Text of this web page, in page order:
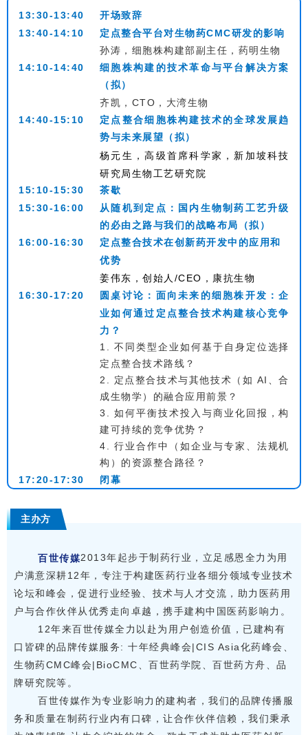
13:30-13:40
开场致辞
13:40-14:10
定点整合平台对生物药CMC研发的影响
孙涛，细胞株构建部副主任，药明生物
14:10-14:40
细胞株构建的技术革命与平台解决方案
（拟）
齐凯，CTO，大湾生物
14:40-15:10
定点整合细胞株构建技术的全球发展趋
势与未来展望（拟）
杨元生，高级首席科学家，新加坡科技
研究局生物工艺研究院
15:10-15:30
茶歇
15:30-16:00
从随机到定点：国内生物制药工艺升级
的必由之路与我们的战略布局（拟）
16:00-16:30
定点整合技术在创新药开发中的应用和
优势
姜伟东，创始人 /CEO，康抗生物
16:30-17:20
圆桌讨论：面向未来的细胞株开发：企
业如何通过定点整合技术构建核心竞争
力？
1. 不同类型企业如何基于自身定位选择
定点整合技术路线？
2. 定点整合技术与其他技术（如 AI、合
成生物学）的融合应用前景？
3. 如何平衡技术投入与商业化回报，构
建可持续的竞争优势？
4. 行业合作中（如企业与专家、法规机
构）的资源整合路径？
17:20-17:30
闭幕
主办方
百世传媒2013年起步于制药行业，立足感恩全力为用
户满意深耕12年，专注于构建医药行业各细分领域专业技术
论坛和峰会，促进行业经验、技术与人才交流，助力医药用
户与合作伙伴从优秀走向卓越，携手建构中国医药影响力。
12年来百世传媒全力以赴为用户创造价值，已建构有
口皆碑的品牌传媒服务: 十年经典峰会|CIS Asia化药峰会、
生物药CMC峰会|BioCMC、百世药学院、百世药方舟、品
牌研究院等。
百世传媒作为专业影响力的建构者，我们的品牌传播服
务和质量在制药行业内有口碑，让合作伙伴信赖，我们秉承